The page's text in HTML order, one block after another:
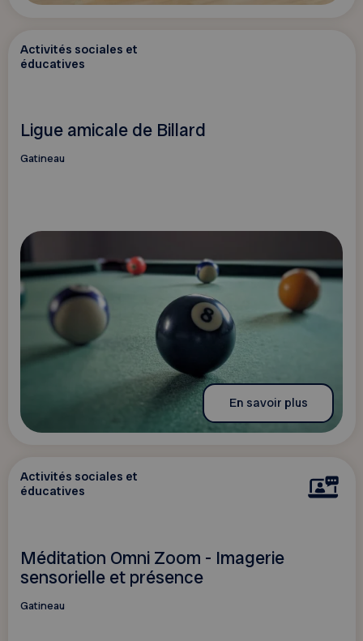
Activités sociales et
éducatives
Ligue amicale de Billard
Gatineau
En savoir plus
Activités sociales et
éducatives
Méditation Omni Zoom - Imagerie
sensorielle et présence
Gatineau